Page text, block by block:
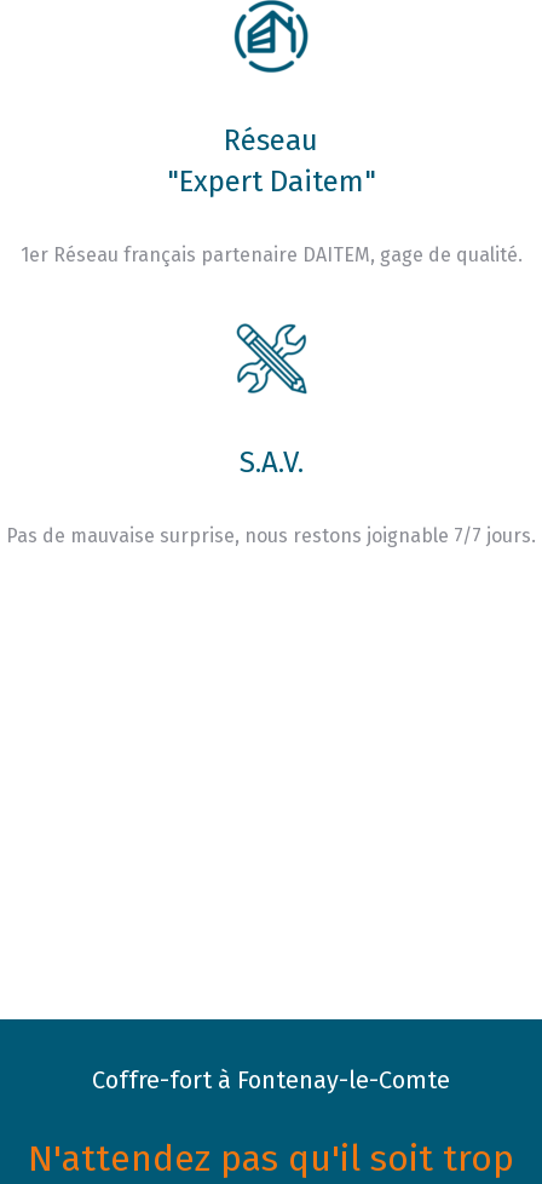
Réseau
"Expert Daitem"
1er Réseau français partenaire DAITEM, gage de qualité.
S.A.V.
Pas de mauvaise surprise, nous restons joignable 7/7 jours.
Coffre-fort à Fontenay-le-Comte
N'attendez pas qu'il soit trop